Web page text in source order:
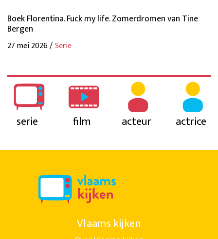
Boek Florentina. Fuck my life. Zomerdromen van Tine
Bergen
27 mei 2026 /Serie
serie film acteur actrice
Vlaams kijken